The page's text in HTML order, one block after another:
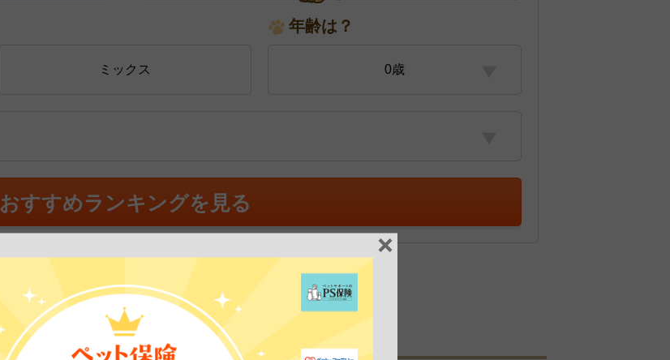
年齢は？
ミックス 0歳
おすすめランキングを見る